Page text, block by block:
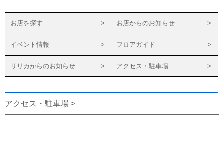
お店を探す お店からのお知らせ
イベント情報 フロアガイド
リリカからのお知らせ アクセス・駐車場
アクセス・駐車場 >